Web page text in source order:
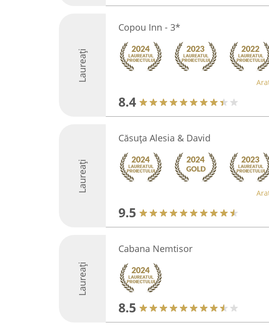
Laureați
Copou Inn - 3*
8.4
Laureați
Căsuța Alesia & David
9.5
Laureați
Cabana Nemtisor
8.5